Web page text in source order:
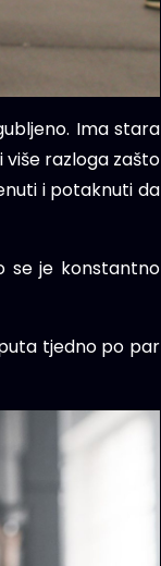
Ima stara
više razloga zašto
i potaknuti da
se je konstantno
tjedno po par